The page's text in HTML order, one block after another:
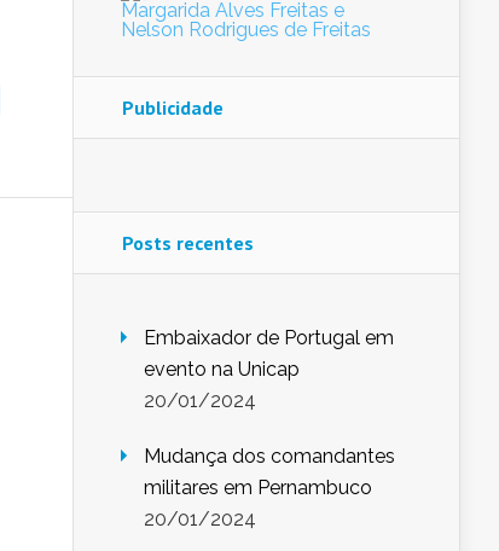
Publicidade
Posts recentes
Embaixador de Portugal em
evento na Unicap
20/01/2024
Mudança dos comandantes
militares em Pernambuco
20/01/2024